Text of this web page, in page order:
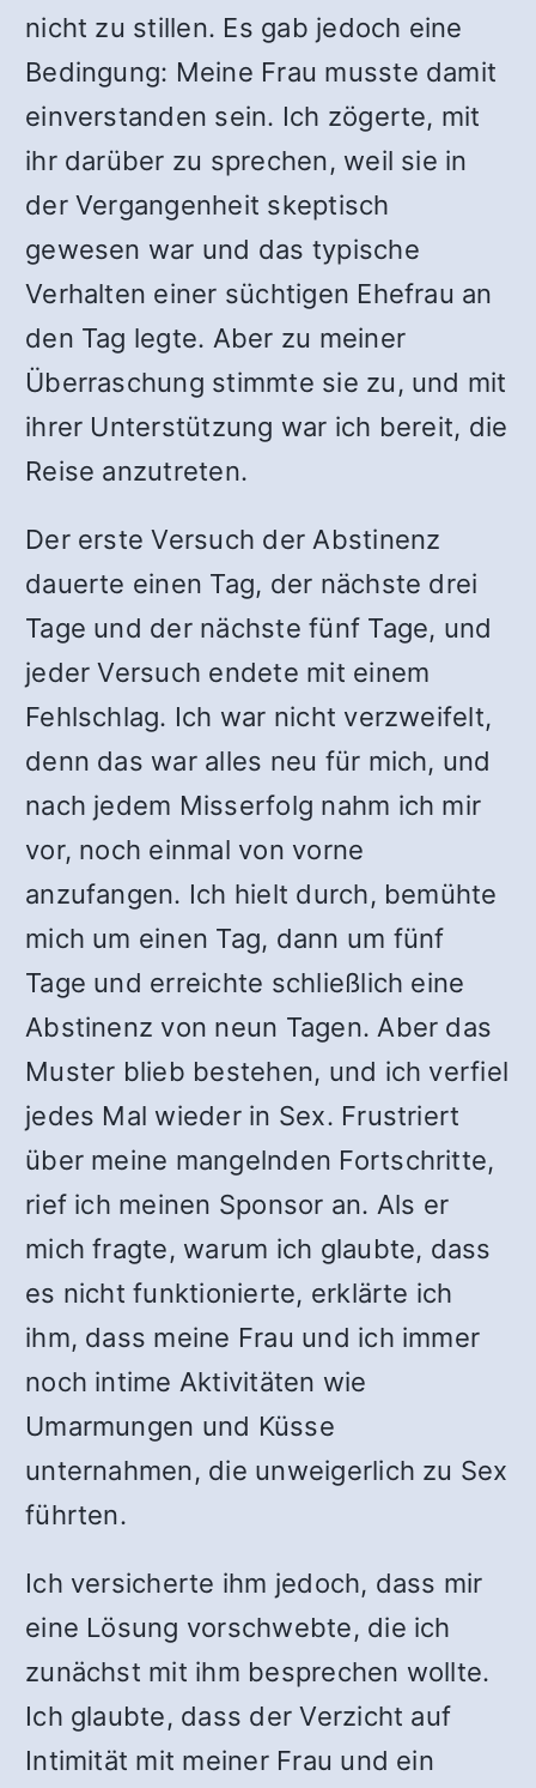
nicht zu stillen. Es gab jedoch eine
Bedingung: Meine Frau musste damit
einverstanden sein. Ich zögerte, mit
ihr darüber zu sprechen, weil sie in
der Vergangenheit skeptisch
gewesen war und das typische
Verhalten einer süchtigen Ehefrau an
den Tag legte. Aber zu meiner
Überraschung stimmte sie zu, und mit
ihrer Unterstützung war ich bereit, die
Reise anzutreten.
Der erste Versuch der Abstinenz
dauerte einen Tag, der nächste drei
Tage und der nächste fünf Tage, und
jeder Versuch endete mit einem
Fehlschlag. Ich war nicht verzweifelt,
denn das war alles neu für mich, und
nach jedem Misserfolg nahm ich mir
vor, noch einmal von vorne
anzufangen. Ich hielt durch, bemühte
mich um einen Tag, dann um fünf
Tage und erreichte schließlich eine
Abstinenz von neun Tagen. Aber das
Muster blieb bestehen, und ich verfiel
jedes Mal wieder in Sex. Frustriert
über meine mangelnden Fortschritte,
rief ich meinen Sponsor an. Als er
mich fragte, warum ich glaubte, dass
es nicht funktionierte, erklärte ich
ihm, dass meine Frau und ich immer
noch intime Aktivitäten wie
Umarmungen und Küsse
unternahmen, die unweigerlich zu Sex
führten.
Ich versicherte ihm jedoch, dass mir
eine Lösung vorschwebte, die ich
zunächst mit ihm besprechen wollte.
Ich glaubte, dass der Verzicht auf
Intimität mit meiner Frau und ein